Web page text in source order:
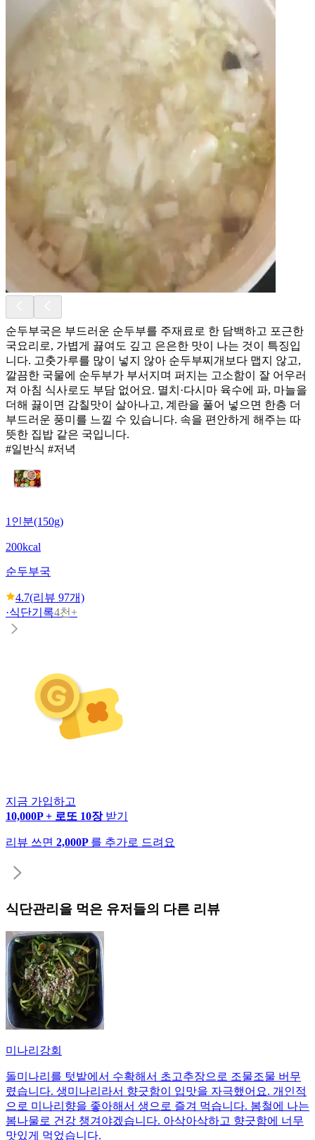
순두부국은 부드러운 순두부를 주재료로 한 담백하고 포근한
국요리로, 가볍게 끓여도 깊고 은은한 맛이 나는 것이 특징입
니다. 고춧가루를 많이 넣지 않아 순두부찌개보다 맵지 않고,
깔끔한 국물에 순두부가 부서지며 퍼지는 고소함이 잘 어우러
져 아침 식사로도 부담 없어요. 멸치·다시마 육수에 파, 마늘을
더해 끓이면 감칠맛이 살아나고, 계란을 풀어 넣으면 한층 더
부드러운 풍미를 느낄 수 있습니다. 속을 편안하게 해주는 따
뜻한 집밥 같은 국입니다.
#일반식 #저녁
1인분(150g)
200kcal
순두부국
4.7(리뷰 97개)
·식단기록4천+
지금 가입하고
10,000P + 로또 10장 받기
리뷰 쓰면 2,000P 를 추가로 드려요
식단관리 을 먹은 유저들의 다른 리뷰
미나리강회
돌미나리를 텃밭에서 수확해서 초고추장으로 조물조물 버무
렸습니다. 생미나리라서 향긋함이 입맛을 자극했어요. 개인적
으로 미나리향을 좋아해서 생으로 즐겨 먹습니다. 봄철에 나는
봄나물로 건강 챙겨야겠습니다. 아삭아삭하고 향긋함에 너무
맛있게 먹었습니다.